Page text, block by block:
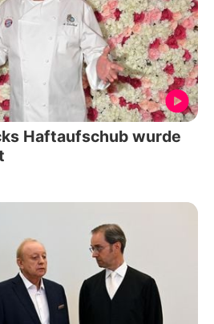
Haftaufschub wurde